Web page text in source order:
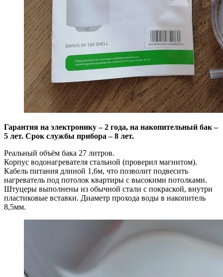
Гарантия на электронику – 2 года, на накопительный бак –
5 лет. Срок службы прибора – 8 лет.
Реальный объём бака 27 литров.
Корпус водонагревателя стальной (проверил магнитом).
Кабель питания длиной 1,6м, что позволит подвесить
нагреватель под потолок квартиры с высокими потолками.
Штуцеры выполнены из обычной стали с покраской, внутри
пластиковые вставки. Диаметр прохода воды в накопитель
8,5мм.